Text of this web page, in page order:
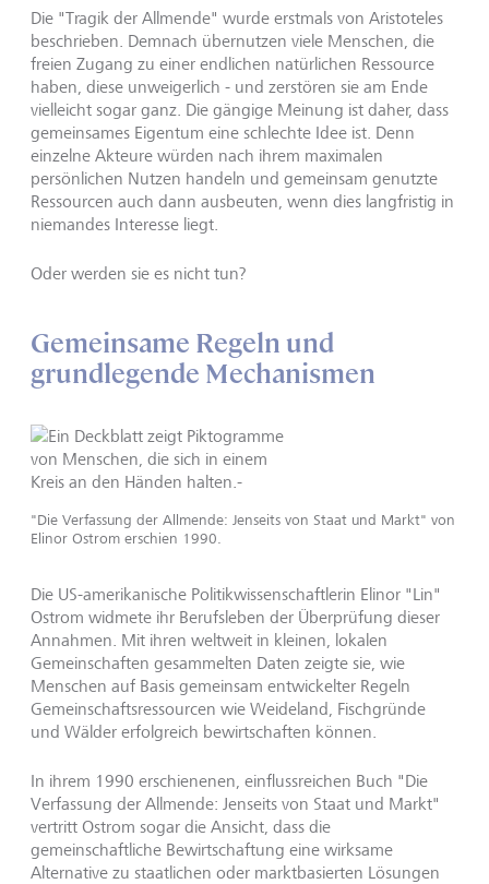
Die "Tragik der Allmende" wurde erstmals von Aristoteles
beschrieben. Demnach übernutzen viele Menschen, die
freien Zugang zu einer endlichen natürlichen Ressource
haben, diese unweigerlich - und zerstören sie am Ende
vielleicht sogar ganz. Die gängige Meinung ist daher, dass
gemeinsames Eigentum eine schlechte Idee ist. Denn
einzelne Akteure würden nach ihrem maximalen
persönlichen Nutzen handeln und gemeinsam genutzte
Ressourcen auch dann ausbeuten, wenn dies langfristig in
niemandes Interesse liegt.
Oder werden sie es nicht tun?
Gemeinsame Regeln und
grundlegende Mechanismen
"Die Verfassung der Allmende: Jenseits von Staat und Markt" von
Elinor Ostrom erschien 1990.
Die US-amerikanische Politikwissenschaftlerin Elinor "Lin"
Ostrom widmete ihr Berufsleben der Überprüfung dieser
Annahmen. Mit ihren weltweit in kleinen, lokalen
Gemeinschaften gesammelten Daten zeigte sie, wie
Menschen auf Basis gemeinsam entwickelter Regeln
Gemeinschaftsressourcen wie Weideland, Fischgründe
und Wälder erfolgreich bewirtschaften können.
In ihrem 1990 erschienenen, einflussreichen Buch "Die
Verfassung der Allmende: Jenseits von Staat und Markt"
vertritt Ostrom sogar die Ansicht, dass die
gemeinschaftliche Bewirtschaftung eine wirksame
Alternative zu staatlichen oder marktbasierten Lösungen